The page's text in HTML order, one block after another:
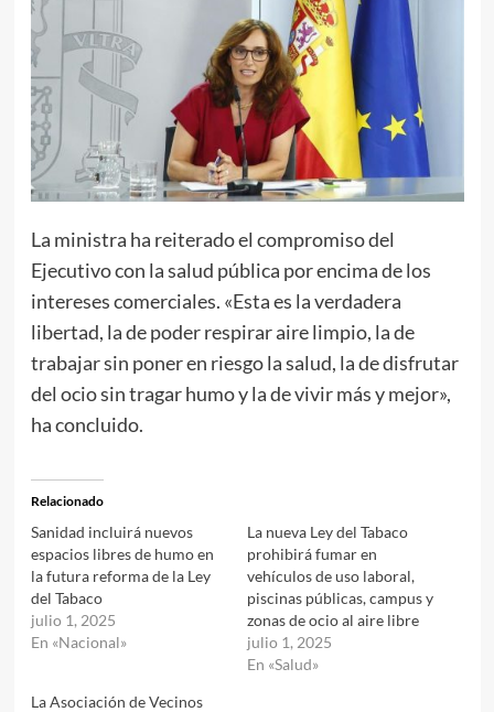
La ministra ha reiterado el compromiso del
Ejecutivo con la salud pública por encima de los
intereses comerciales. «Esta es la verdadera
libertad, la de poder respirar aire limpio, la de
trabajar sin poner en riesgo la salud, la de disfrutar
del ocio sin tragar humo y la de vivir más y mejor»,
ha concluido.
Relacionado
Sanidad incluirá nuevos
espacios libres de humo en
la futura reforma de la Ley
del Tabaco
julio 1, 2025
En «Nacional»
La nueva Ley del Tabaco
prohibirá fumar en
vehículos de uso laboral,
piscinas públicas, campus y
zonas de ocio al aire libre
julio 1, 2025
En «Salud»
La Asociación de Vecinos